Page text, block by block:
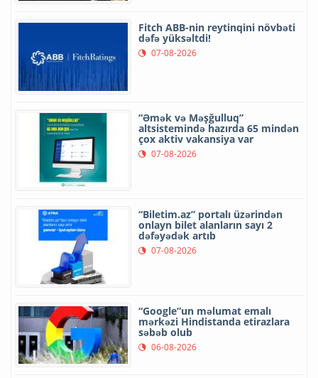
Fitch ABB-nin reytinqini növbəti
dəfə yüksəltdi!
07-08-2026
“Əmək və Məşğulluq”
altsistemində hazırda 65 mindən
çox aktiv vakansiya var
07-08-2026
“Biletim.az” portalı üzərindən
onlayn bilet alanların sayı 2
dəfəyədək artıb
07-08-2026
“Google”un məlumat emalı
mərkəzi Hindistanda etirazlara
səbəb olub
06-08-2026